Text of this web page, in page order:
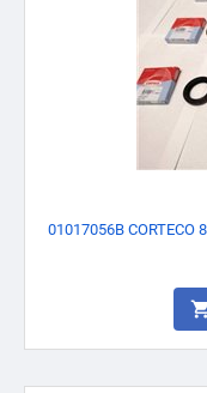
01017056B CORTECO